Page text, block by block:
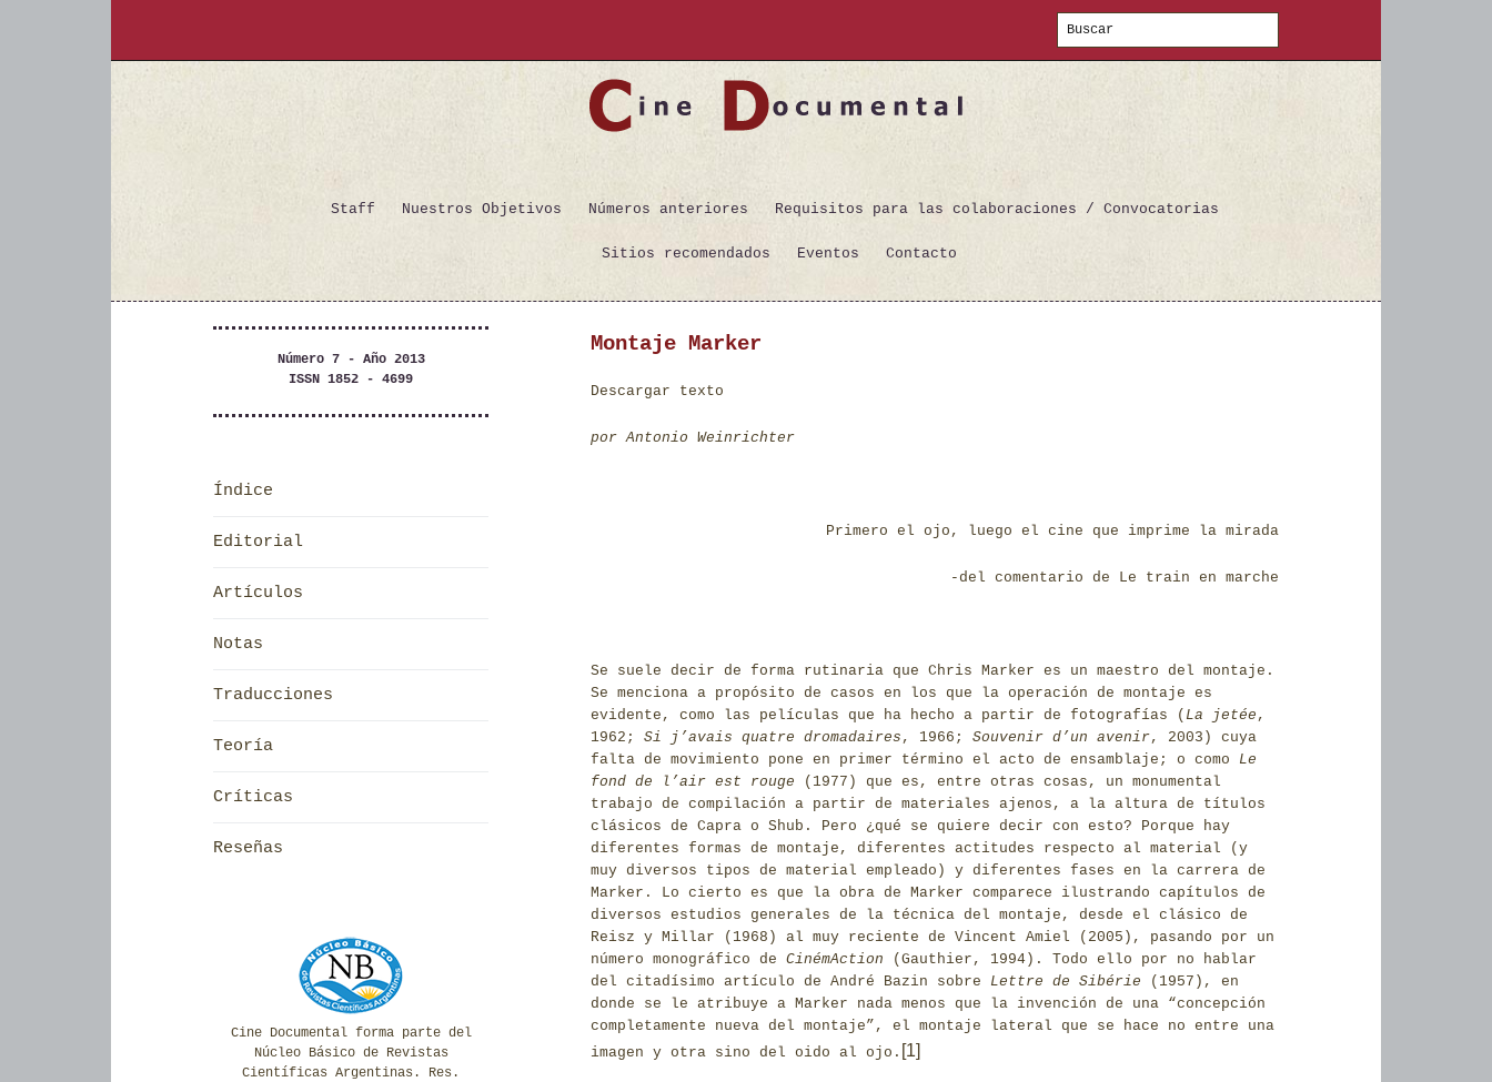
Staff Nuestros Objetivos Números anteriores Requisitos para las colaboraciones / Convocatorias
Sitios recomendados Eventos Contacto
Número 7 - Año 2013
ISSN 1852 - 4699
Índice
Editorial
Artículos
Notas
Traducciones
Teoría
Críticas
Reseñas
Cine Documental forma parte del
Núcleo Básico de Revistas
Científicas Argentinas. Res.
Montaje Marker
Descargar texto
por Antonio Weinrichter
Primero el ojo, luego el cine que imprime la mirada
-del comentario de Le train en marche
Se suele decir de forma rutinaria que Chris Marker es un maestro del montaje.
Se menciona a propósito de casos en los que la operación de montaje es
evidente, como las películas que ha hecho a partir de fotografías ( La jetée ,
1962;
Si j’avais quatre dromadaires , 1966; Souvenir d’un avenir, 2003 ) cuya
falta de movimiento pone en primer término el acto de ensamblaje; o como Le
fond de l’air est rouge (1977) que es, entre otras cosas, un monumental
trabajo de compilación a partir de materiales ajenos, a la altura de títulos
clásicos de Capra o Shub. Pero ¿qué se quiere decir con esto? Porque hay
diferentes formas de montaje, diferentes actitudes respecto al material (y
muy diversos tipos de material empleado) y diferentes fases en la carrera de
Marker. Lo cierto es que la obra de Marker comparece ilustrando capítulos de
diversos estudios generales de la técnica del montaje, desde el clásico de
Reisz y Millar (1968) al muy reciente de Vincent Amiel (2005), pasando por un
número monográfico de CinémAction (Gauthier, 1994) . Todo ello por no hablar
del citadísimo artículo de André Bazin sobre Lettre de Sibérie (1957) , en
donde se le atribuye a Marker nada menos que la invención de una “concepción
completamente nueva del montaje”, el montaje lateral que se hace no entre una
imagen y otra sino del oido al ojo. [1]